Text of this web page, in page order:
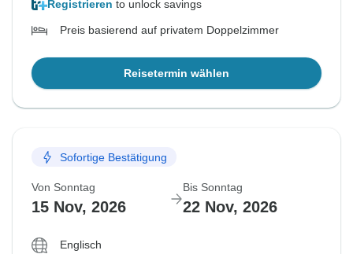
Registrieren to unlock savings
Preis basierend auf privatem Doppelzimmer
Reisetermin wählen
Sofortige Bestätigung
Von Sonntag
15 Nov, 2026
Bis Sonntag
22 Nov, 2026
Englisch